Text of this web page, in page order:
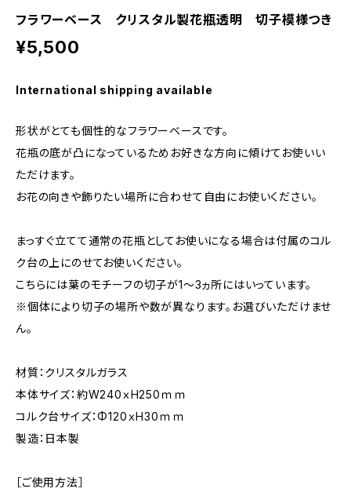
フラワーベース クリスタル製花瓶透明 切子模様つき
¥5,500
International shipping available
形状がとても個性的なフラワーベースです。
花瓶の底が凸になっているためお好きな方向に傾けてお使いい
ただけます。
お花の向きや飾りたい場所に合わせて自由にお使いください。
まっすぐ立てて通常の花瓶としてお使いになる場合は付属のコル
ク台の上にのせてお使いください。
こちらには葉のモチーフの切子が1～3ヵ所にはいっています。
※個体により切子の場所や数が異なります。お選びいただけませ
ん。
材質：クリスタルガラス
本体サイズ：約W240ｘH250ｍｍ
コルク台サイズ：Φ120ｘH30ｍｍ
製造：日本製
［ご使用方法］